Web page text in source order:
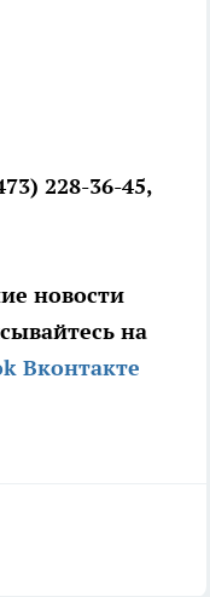
228-36-45,
новости
на
Вконтакте